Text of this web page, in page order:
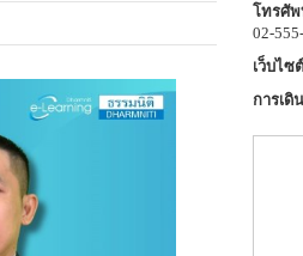
โทรศัพ
02-
เว็บไซ
การเดิ